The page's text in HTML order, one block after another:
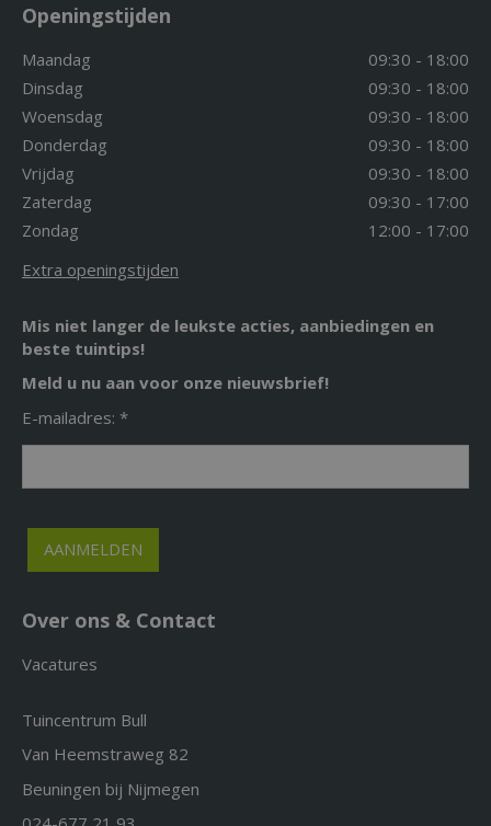
Openingstijden
Maandag
09:30 - 18:00
Dinsdag
09:30 - 18:00
Woensdag
09:30 - 18:00
Donderdag
09:30 - 18:00
Vrijdag
09:30 - 18:00
Zaterdag
09:30 - 17:00
Zondag
12:00 - 17:00
Extra openingstijden
Mis niet langer de leukste acties, aanbiedingen en
beste tuintips!
Meld u nu aan voor onze nieuwsbrief!
E-mailadres: *
Over ons & Contact
Vacatures
Tuincentrum Bull
Van Heemstraweg 82
Beuningen bij Nijmegen